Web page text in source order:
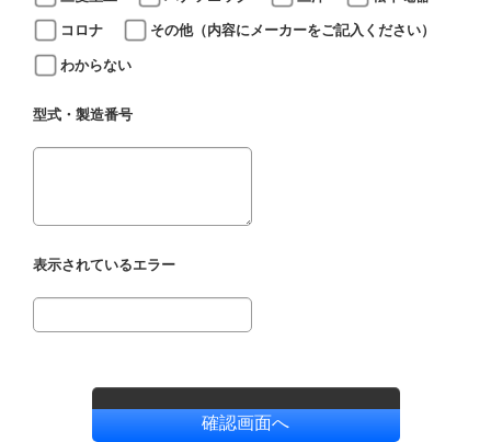
コロナ
その他（内容にメーカーをご記入ください）
わからない
型式・製造番号
表示されているエラー
確認画面へ